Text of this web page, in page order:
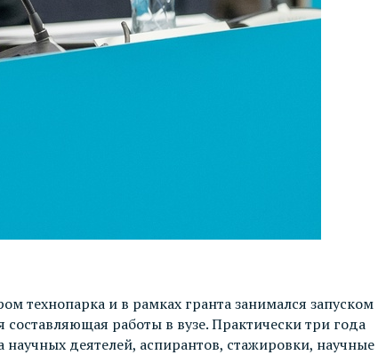
технопарка и в рамках гранта занимался запуском
составляющая работы в вузе. Практически три года
деятелей, аспирантов, стажировки, научные